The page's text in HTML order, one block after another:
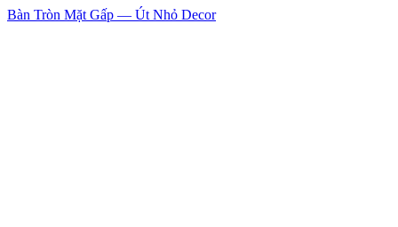
Bàn Tròn Mặt Gấp — Út Nhỏ Decor